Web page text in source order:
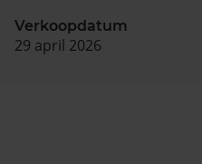
Verkoopdatum
29 april 2026